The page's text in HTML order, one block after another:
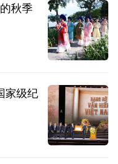
秋季
家级纪